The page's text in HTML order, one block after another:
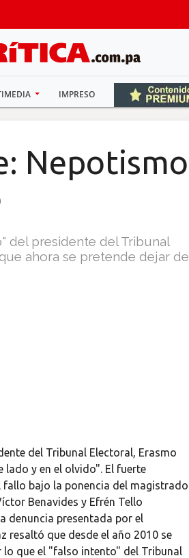
IMPRESO
Nepotismo
del presidente del Tribunal
ahora se pretende dejar de
del Tribunal Electoral, Erasmo
lado y en el olvido". El fuerte
bajo la ponencia del magistrado
Benavides y Efrén Tello
denuncia presentada por el
resaltó que desde el año 2010 se
que el "falso intento" del Tribunal